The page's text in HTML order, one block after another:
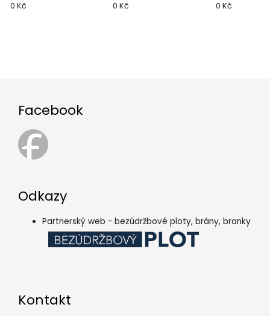
0 Kč
0 Kč
0 Kč
Facebook
Odkazy
Partnerský web - bezúdržbové ploty, brány, branky
Kontakt